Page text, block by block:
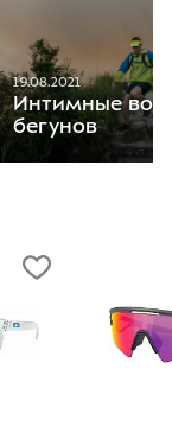
19.08.2021
Интимные
бегунов